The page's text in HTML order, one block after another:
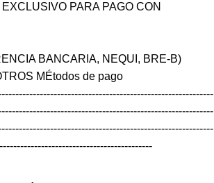
PARA PAGO CON
BANCARIA, NEQUI, BRE-B)
MÉtodos de pago